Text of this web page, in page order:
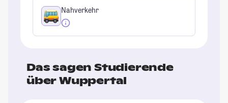
Nahverkehr
Das sagen Studierende
über Wuppertal